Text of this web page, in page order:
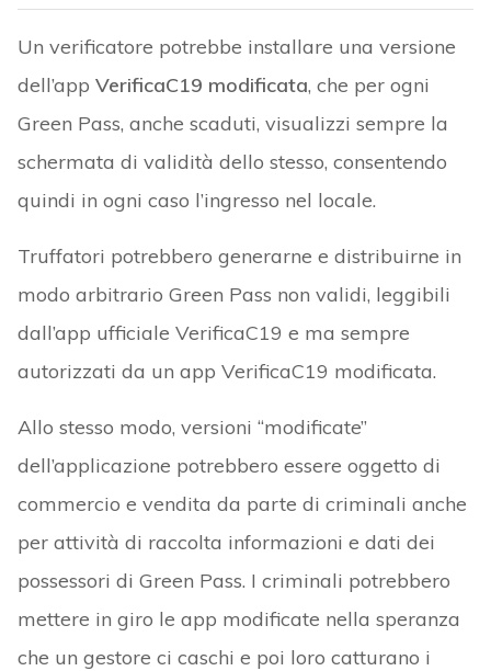
Un verificatore potrebbe installare una versione
dell’app VerificaC19 modificata, che per ogni
Green Pass, anche scaduti, visualizzi sempre la
schermata di validità dello stesso, consentendo
quindi in ogni caso l’ingresso nel locale.
Truffatori potrebbero generarne e distribuirne in
modo arbitrario Green Pass non validi, leggibili
dall’app ufficiale VerificaC19 e ma sempre
autorizzati da un app VerificaC19 modificata.
Allo stesso modo, versioni “modificate”
dell’applicazione potrebbero essere oggetto di
commercio e vendita da parte di criminali anche
per attività di raccolta informazioni e dati dei
possessori di Green Pass. I criminali potrebbero
mettere in giro le app modificate nella speranza
che un gestore ci caschi e poi loro catturano i